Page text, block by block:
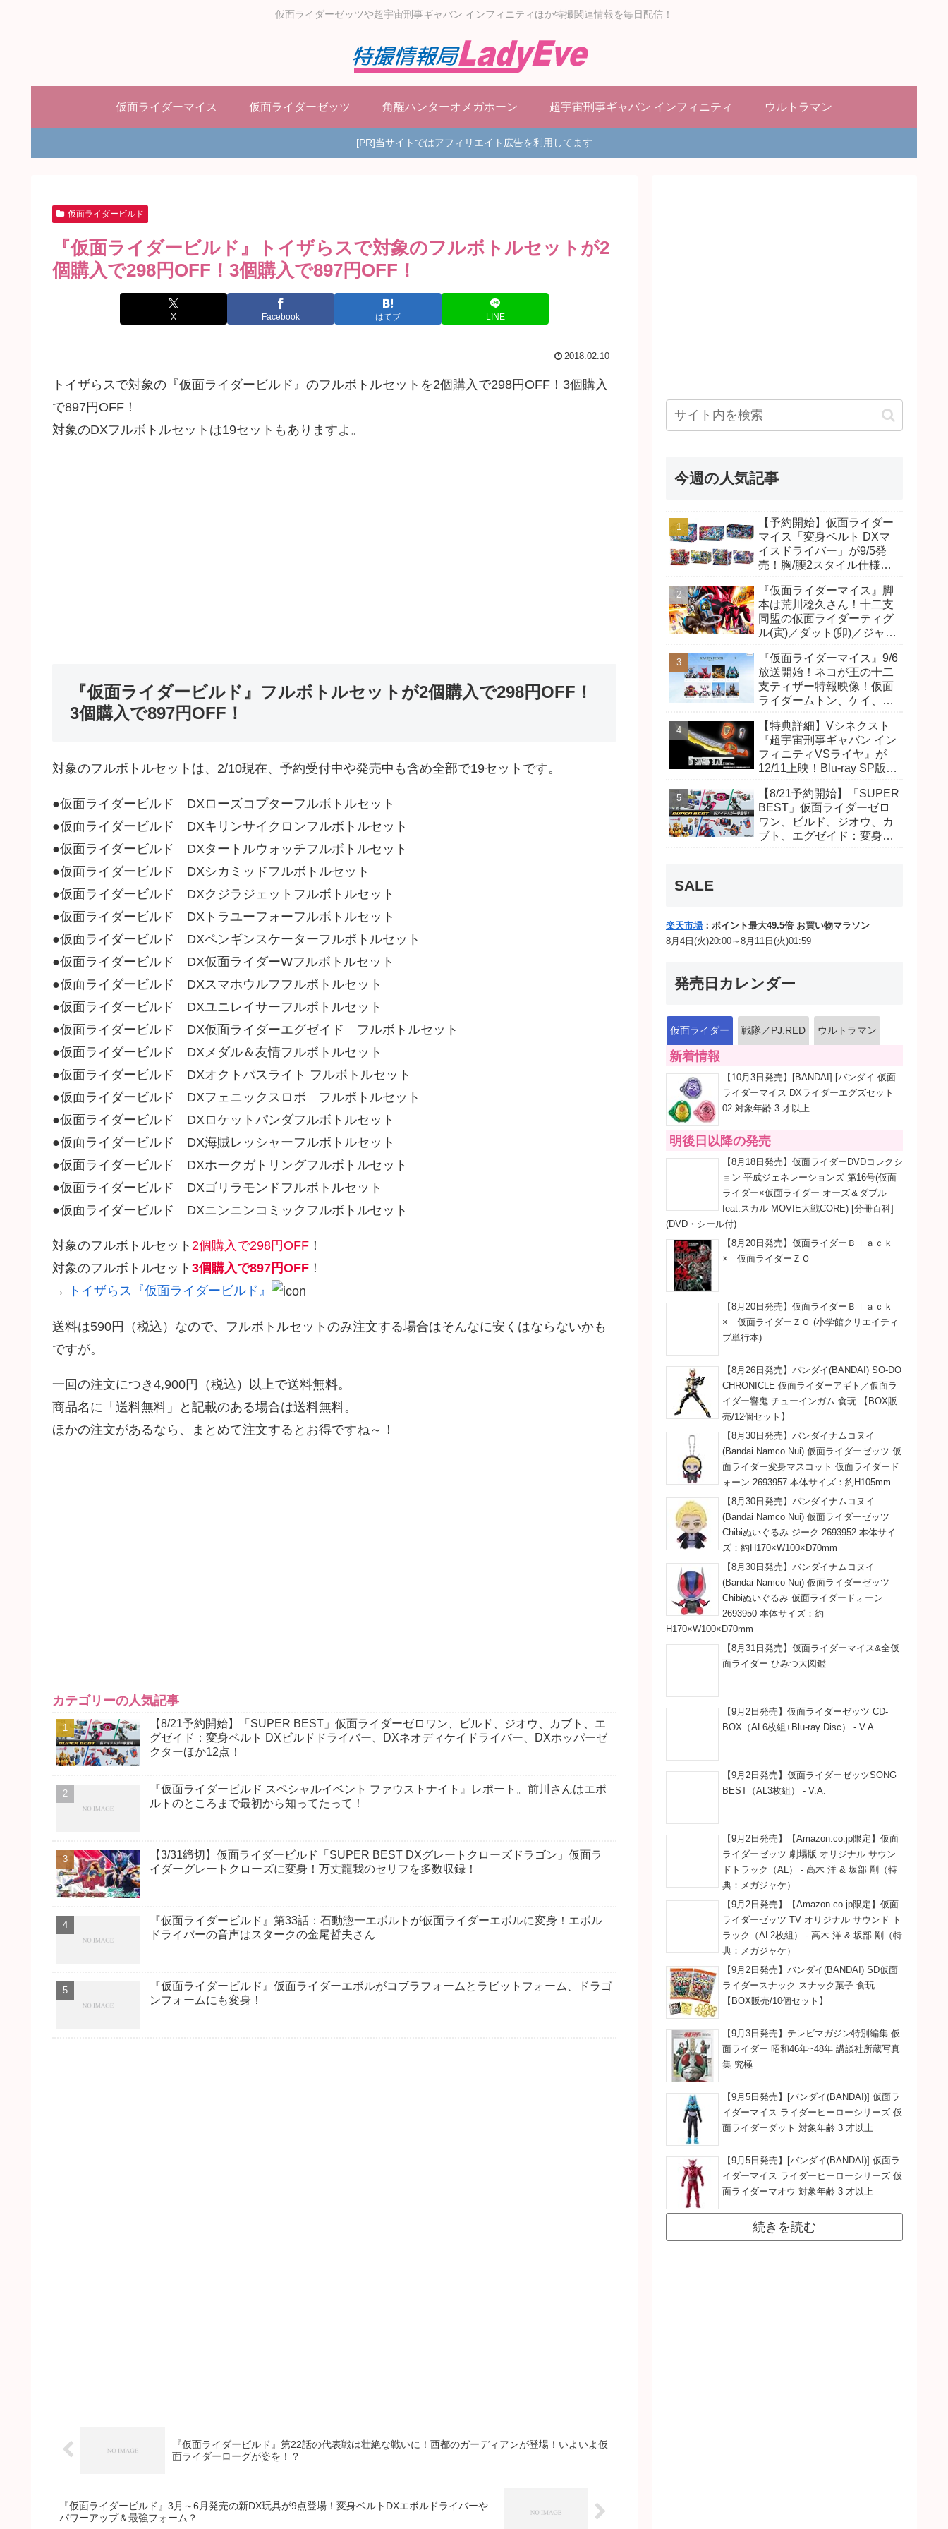
仮面ライダーゼッツや超宇宙刑事ギャバン インフィニティほか特撮関連情報を毎日配信！
仮面ライダーマイス 仮面ライダーゼッツ 角醒ハンターオメガホーン 超宇宙刑事ギャバン インフィニティ ウルトラマン
[PR]当サイトではアフィリエイト広告を利用してます
仮面ライダービルド
『仮面ライダービルド』トイザらスで対象のフルボトルセットが2
個購入で298円OFF！3個購入で897円OFF！
X Facebook はてブ LINE
2018.02.10
トイザらスで対象の『仮面ライダービルド』のフルボトルセットを2個購入で298円OFF！3個購入
で897円OFF！
対象のDXフルボトルセットは19セットもありますよ。
『仮面ライダービルド』フルボトルセットが2個購入で298円OFF！
3個購入で897円OFF！
対象のフルボトルセットは、2/10現在、予約受付中や発売中も含め全部で19セットです。
●仮面ライダービルド DXローズコプターフルボトルセット
●仮面ライダービルド DXキリンサイクロンフルボトルセット
●仮面ライダービルド DXタートルウォッチフルボトルセット
●仮面ライダービルド DXシカミッドフルボトルセット
●仮面ライダービルド DXクジラジェットフルボトルセット
●仮面ライダービルド DXトラユーフォーフルボトルセット
●仮面ライダービルド DXペンギンスケーターフルボトルセット
●仮面ライダービルド DX仮面ライダーWフルボトルセット
●仮面ライダービルド DXスマホウルフフルボトルセット
●仮面ライダービルド DXユニレイサーフルボトルセット
●仮面ライダービルド DX仮面ライダーエグゼイド フルボトルセット
●仮面ライダービルド DXメダル＆友情フルボトルセット
●仮面ライダービルド DXオクトパスライト フルボトルセット
●仮面ライダービルド DXフェニックスロボ フルボトルセット
●仮面ライダービルド DXロケットパンダフルボトルセット
●仮面ライダービルド DX海賊レッシャーフルボトルセット
●仮面ライダービルド DXホークガトリングフルボトルセット
●仮面ライダービルド DXゴリラモンドフルボトルセット
●仮面ライダービルド DXニンニンコミックフルボトルセット
対象のフルボトルセット 2個購入で298円OFF ！
対象のフルボトルセット 3個購入で897円OFF ！
→
トイザらス『仮面ライダービルド』
送料は590円（税込）なので、フルボトルセットのみ注文する場合はそんなに安くはならないかも
ですが。
一回の注文につき4,900円（税込）以上で送料無料。
商品名に「送料無料」と記載のある場合は送料無料。
ほかの注文があるなら、まとめて注文するとお得ですね～！
カテゴリーの人気記事
【8/21予約開始】「SUPER BEST」仮面ライダーゼロワン、ビルド、ジオウ、カブト、エ
グゼイド：変身ベルト DXビルドドライバー、DXネオディケイドライバー、DXホッパーゼ
クターほか12点！
『仮面ライダービルド スペシャルイベント ファウストナイト』レポート。前川さんはエボ
ルトのところまで最初から知ってたって！
【3/31締切】仮面ライダービルド「SUPER BEST DXグレートクローズドラゴン」仮面ラ
イダーグレートクローズに変身！万丈龍我のセリフを多数収録！
『仮面ライダービルド』第33話：石動惣一エボルトが仮面ライダーエボルに変身！エボル
ドライバーの音声はスタークの金尾哲夫さん
『仮面ライダービルド』仮面ライダーエボルがコブラフォームとラビットフォーム、ドラゴ
ンフォームにも変身！
『仮面ライダービルド』第22話の代表戦は壮絶な戦いに！西都のガーディアンが登場！いよいよ仮
面ライダーローグが姿を！？
『仮面ライダービルド』3月～6月発売の新DX玩具が9点登場！変身ベルトDXエボルドライバーや
パワーアップ＆最強フォーム？
今週の人気記事
【予約開始】仮面ライダー
マイス「変身ベルト DXマ
イスドライバー」が9/5発
売！胸/腰2スタイル仕様！
ッシュ、ジャオ/バイト、ケ
イ/ショットボーンバックル
も！
『仮面ライダーマイス』脚
本は荒川稔久さん！十二支
同盟の仮面ライダーティグ
ル(寅)／ダット(卯)／ジャオ
尾達臣のキャストが発表！
トリガーのアキト金子隼也
さんも変身！
『仮面ライダーマイス』9/6
放送開始！ネコが王の十二
支ティザー特報映像！仮面
ライダームトン、ケイ、ヴ
開！ライダーは子丑寅卯辰
巳午未申酉戌亥猫猫の14
人⁉
【特典詳細】Vシネクスト
『超宇宙刑事ギャバン イン
フィニティVSライヤ』が
12/11上映！Blu-ray SP版は
(エタニティver.)」「ユカイ
ダーエモルギー」ほか豪華
特典付き！
【8/21予約開始】「SUPER
BEST」仮面ライダーゼロ
ワン、ビルド、ジオウ、カ
ブト、エグゼイド：変身ベ
SALE
楽天市場 ：ポイント最大49.5倍 お買い物マラソン
8月4日(火)20:00～8月11日(火)01:59
発売日カレンダー
仮面ライダー 戦隊／PJ.RED ウルトラマン
新着情報
【10月3日発売】[BANDAI] [バンダイ 仮面
ライダーマイス DXライダーエグズセット
02 対象年齢 3 才以上
明後日以降の発売
【8月18日発売】仮面ライダーDVDコレクシ
ョン 平成ジェネレーションズ 第16号(仮面
ライダー×仮面ライダー オーズ＆ダブル
feat.スカル MOVIE大戦CORE) [分冊百科]
(DVD・シール付)
【8月20日発売】仮面ライダーＢｌａｃｋ
× 仮面ライダーＺＯ
【8月20日発売】仮面ライダーＢｌａｃｋ
× 仮面ライダーＺＯ (小学館クリエイティ
ブ単行本)
【8月26日発売】バンダイ(BANDAI) SO-DO
CHRONICLE 仮面ライダーアギト／仮面ラ
イダー響鬼 チューインガム 食玩 【BOX販
売/12個セット】
【8月30日発売】バンダイナムコヌイ
(Bandai Namco Nui) 仮面ライダーゼッツ 仮
面ライダー変身マスコット 仮面ライダード
ォーン 2693957 本体サイズ：約H105mm
【8月30日発売】バンダイナムコヌイ
(Bandai Namco Nui) 仮面ライダーゼッツ
Chibiぬいぐるみ ジーク 2693952 本体サイ
ズ：約H170×W100×D70mm
【8月30日発売】バンダイナムコヌイ
(Bandai Namco Nui) 仮面ライダーゼッツ
Chibiぬいぐるみ 仮面ライダードォーン
2693950 本体サイズ：約
H170×W100×D70mm
【8月31日発売】仮面ライダーマイス&全仮
面ライダー ひみつ大図鑑
【9月2日発売】仮面ライダーゼッツ CD-
BOX（AL6枚組+Blu-ray Disc） - V.A.
【9月2日発売】仮面ライダーゼッツSONG
BEST（AL3枚組） - V.A.
【9月2日発売】【Amazon.co.jp限定】仮面
ライダーゼッツ 劇場版 オリジナル サウン
ドトラック（AL） - 高木 洋 & 坂部 剛（特
典：メガジャケ）
【9月2日発売】【Amazon.co.jp限定】仮面
ライダーゼッツ TV オリジナル サウンド ト
ラック（AL2枚組） - 高木 洋 & 坂部 剛（特
典：メガジャケ）
【9月2日発売】バンダイ(BANDAI) SD仮面
ライダースナック スナック菓子 食玩
【BOX販売/10個セット】
【9月3日発売】テレビマガジン特別編集 仮
面ライダー 昭和46年~48年 講談社所蔵写真
集 究極
【9月5日発売】[バンダイ(BANDAI)] 仮面ラ
イダーマイス ライダーヒーローシリーズ 仮
面ライダーダット 対象年齢 3 才以上
【9月5日発売】[バンダイ(BANDAI)] 仮面ラ
イダーマイス ライダーヒーローシリーズ 仮
面ライダーマオウ 対象年齢 3 才以上
続きを読む